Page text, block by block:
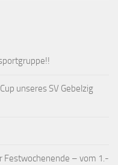
unseres SV Gebelzig
Festwochenende – vom 1.-